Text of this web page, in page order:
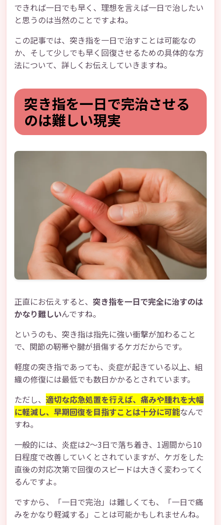
できれば一日でも早く、理想を言えば一日で治したい
と思うのは当然のことですよね。
この記事では、突き指を一日で治すことは可能なの
か、そして少しでも早く回復させるための具体的な方
法について、詳しくお伝えしていきますね。
突き指を一日で完治させる
のは難しい現実
正直にお伝えすると、 突き指を一日で完全に治すのは
かなり難しいんですね。
というのも、突き指は指先に強い衝撃が加わること
で、関節の靭帯や腱が損傷するケガだからです。
軽度の突き指であっても、炎症が起きている以上、組
織の修復には最低でも数日かかるとされています。
ただし、 適切な応急処置を行えば、痛みや腫れを大幅
に軽減し、早期回復を目指すことは十分に可能なんで
すね。
一般的には、炎症は2〜3日で落ち着き、1週間から10
日程度で改善していくとされていますが、ケガをした
直後の対応次第で回復のスピードは大きく変わってく
るんですよ。
ですから、「一日で完治」は難しくても、「一日で痛
みをかなり軽減する」ことは可能かもしれませんね。